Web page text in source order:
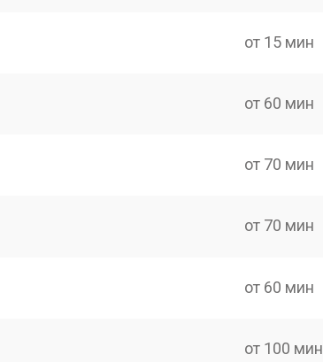
от 15 мин
от 60 мин
от 70 мин
от 70 мин
от 60 мин
от 100 мин